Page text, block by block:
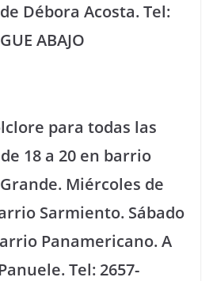
Débora Acosta. Tel:
ABAJO
para todas las
18 a 20 en barrio
Miércoles de
Sarmiento. Sábado
Panamericano. A
Tel: 2657-